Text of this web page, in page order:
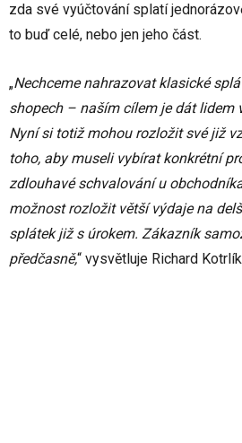
zda své vyúčtování splatí
to buď celé, nebo jen jeho část.
„Nechceme nahrazovat klasické
shopech – naším cílem je dát lidem
Nyní si totiž mohou rozložit své již
toho, aby museli vybírat konkrétní
zdlouhavé schvalování u
možnost rozložit větší výdaje na
splátek již s úrokem. Zákazník
předčasně,“ vysvětluje Richard